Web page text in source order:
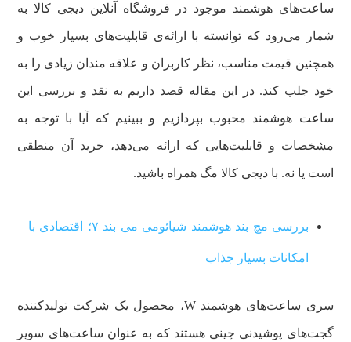
ساعت‌های هوشمند موجود در فروشگاه آنلاین دیجی کالا به
شمار می‌رود که توانسته با ارائه‌ی قابلیت‌های بسیار خوب و
همچنین قیمت مناسب، نظر کاربران و علاقه مندان زیادی را به
خود جلب کند. در این مقاله قصد داریم به نقد و بررسی این
ساعت هوشمند محبوب بپردازیم و ببینیم که آیا با توجه به
مشخصات و قابلیت‌هایی که ارائه می‌دهد، خرید آن منطقی
است یا نه. با دیجی کالا مگ همراه باشید.
بررسی مچ بند هوشمند شیائومی می بند ۷؛ اقتصادی با
امکانات بسیار جذاب
سری ساعت‌های هوشمند W، محصول یک شرکت تولیدکننده
گجت‌های پوشیدنی چینی هستند که به عنوان ساعت‌های سوپر